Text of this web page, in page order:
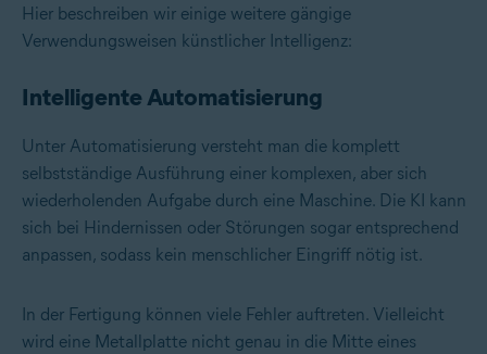
Hier beschreiben wir einige weitere gängige
Verwendungsweisen künstlicher Intelligenz:
Intelligente Automatisierung
Unter Automatisierung versteht man die komplett
selbstständige Ausführung einer komplexen, aber sich
wiederholenden Aufgabe durch eine Maschine. Die KI kann
sich bei Hindernissen oder Störungen sogar entsprechend
anpassen, sodass kein menschlicher Eingriff nötig ist.
In der Fertigung können viele Fehler auftreten. Vielleicht
wird eine Metallplatte nicht genau in die Mitte eines